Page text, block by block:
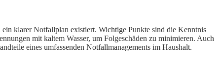
klarer Notfallplan existiert. Wichtige Punkte sind die Kenntnis
mit kaltem Wasser, um Folgeschäden zu minimieren. Auch
eines umfassenden Notfallmanagements im Haushalt.